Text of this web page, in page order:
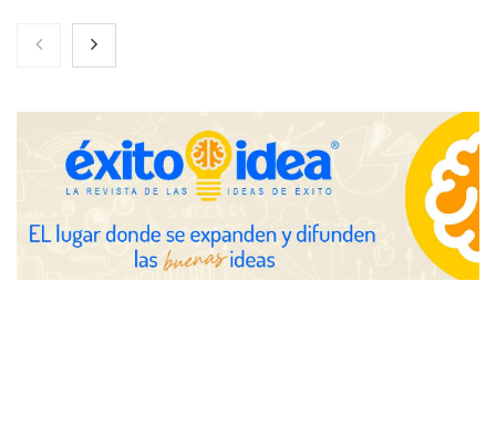
Gestoría Online reduce a unas horas el alta de autónomo